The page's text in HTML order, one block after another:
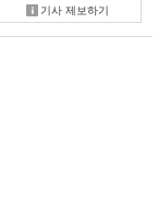
기사 제보하기